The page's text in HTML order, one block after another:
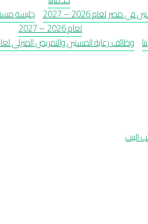
مصر لعام 2026 – 2027 جليسة مسنين لعام 2026 – 2027 |
لعام 2026 – 2027
وظائف رعاية المسنين والتمريض المنزلي لعام 2026 –